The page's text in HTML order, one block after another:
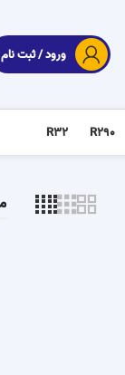
ورود / ثبت نام
R290
R32